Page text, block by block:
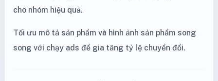
cho nhóm hiệu quả.
Tối ưu mô tả sản phẩm và hình ảnh sản phẩm song
song với chạy ads để gia tăng tỷ lệ chuyển đổi.